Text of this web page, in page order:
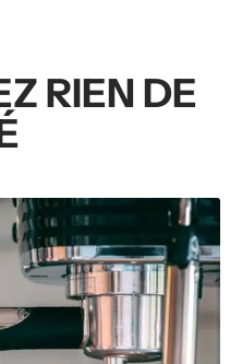
RIEN DE